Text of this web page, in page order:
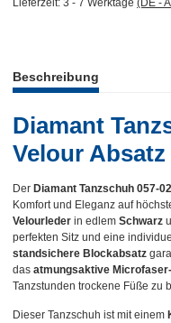
Lieferzeit: 3 - 7 Werktage (DE -
Beschreibung
Diamant
Velour Absatz
Der Diamant Tanzschuh 057-
Komfort und Eleganz auf
Velourleder in edlem Schwarz
perfekten Sitz und eine
standsichere Blockabsatz
das atmungsaktive
Tanzstunden trockene Füße zu
Dieser Tanzschuh ist mit einem